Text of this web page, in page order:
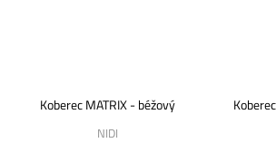
Koberec MATRIX - béžový
NIDI